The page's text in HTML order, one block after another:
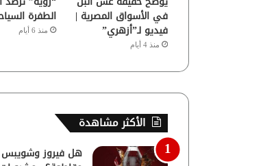
في الأسواق المصرية |
فيديو لـ”أزهري”
منذ 4 أيام
الطفرة
منذ 6 أيام
الأكثر مشاهدة
هل فيروز وشويبس